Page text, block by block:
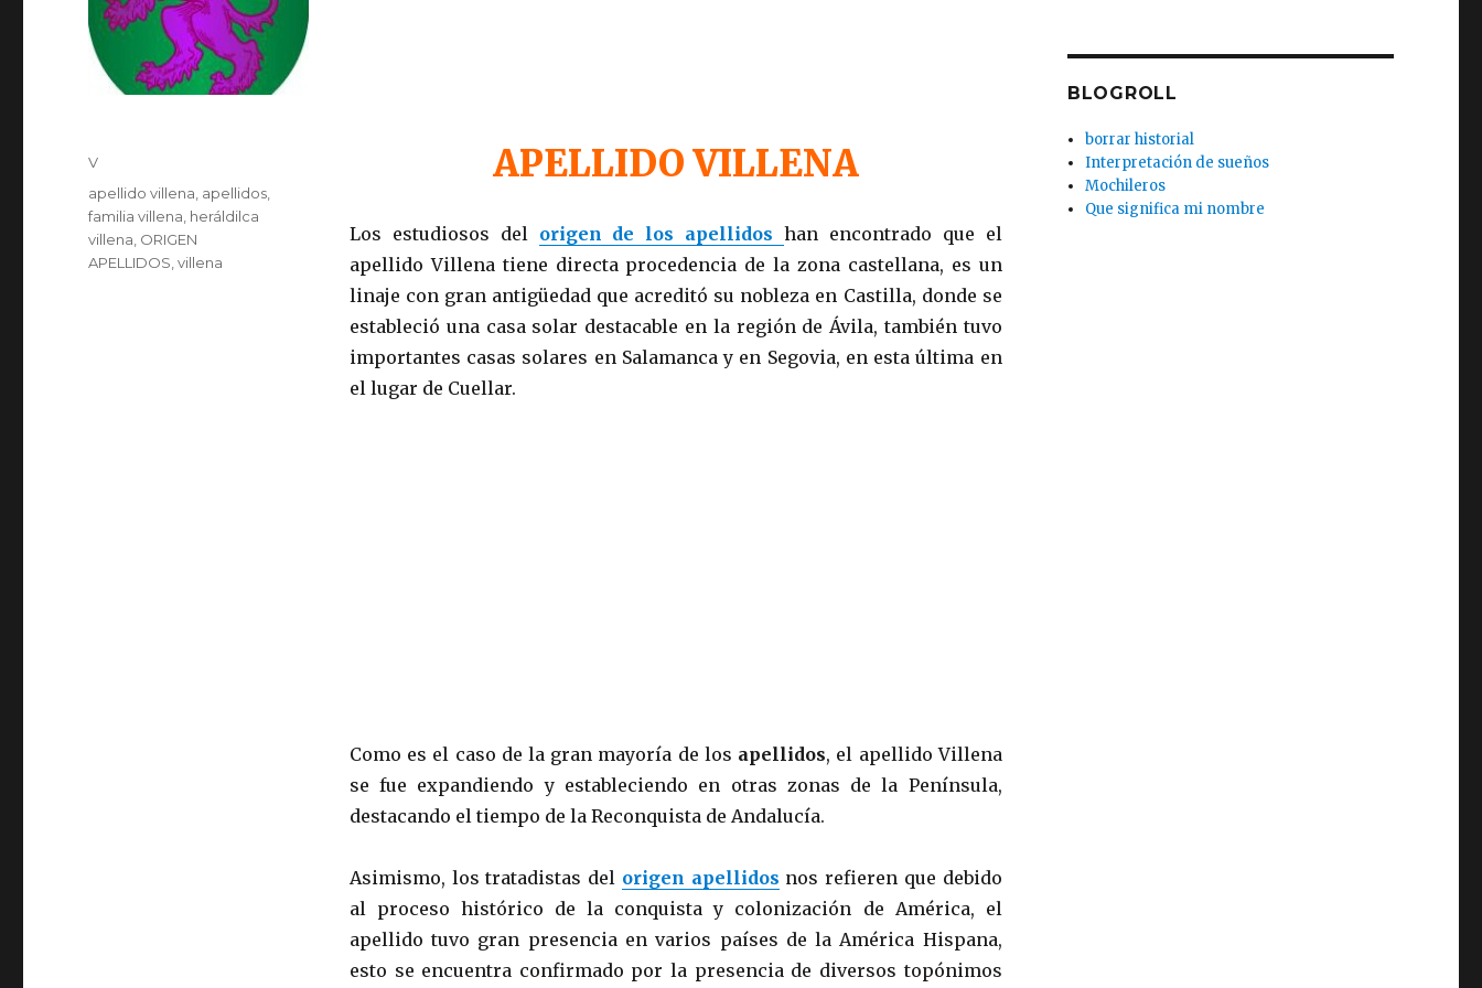
APELLIDO VILLENA
Los estudiosos del origen de los apellidoshan encontrado que el
apellido Villena tiene directa procedencia de la zona castellana, es un
linaje con gran antigüedad que acreditó su nobleza en Castilla, donde se
estableció una casa solar destacable en la región de Ávila, también tuvo
importantes casas solares en Salamanca y en Segovia, en esta última en
el lugar de Cuellar.
Como es el caso de la gran mayoría de los apellidos, el apellido Villena
se fue expandiendo y estableciendo en otras zonas de la Península,
destacando el tiempo de la Reconquista de Andalucía.
Asimismo, los tratadistas del origen apellidos nos refieren que debido
al proceso histórico de la conquista y colonización de América, el
apellido tuvo gran presencia en varios países de la América Hispana,
esto se encuentra confirmado por la presencia de diversos topónimos
Publicado
Categorías
V
Etiquetas
apellido villena apellidos
familia villena heráldilca
villena ORIGEN
APELLIDOS ,villena
BLOGROLL
borrar historial
Interpretación de sueños
Mochileros
Que significa mi nombre